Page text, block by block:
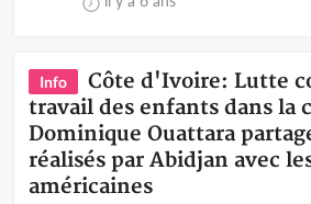
Info
Côte d'Ivoire: Lutte
travail des enfants dans la
Dominique Ouattara
réalisés par Abidjan avec
américaines